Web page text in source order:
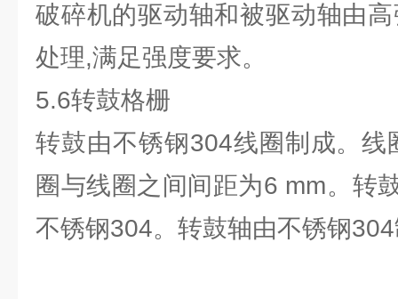
破碎机的驱动轴和被驱动轴由
处理,满足强度要求。
5.6转鼓格栅
转鼓由不锈钢304线圈制成。线
圈与线圈之间间距为6 mm。转
不锈钢304。转鼓轴由不锈钢